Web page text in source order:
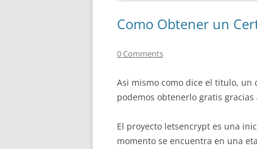
Como Obtener un
0 Comments
Asi mismo como dice el titulo, un
podemos obtenerlo gratis gracias
El proyecto letsencrypt es una
momento se encuentra en una